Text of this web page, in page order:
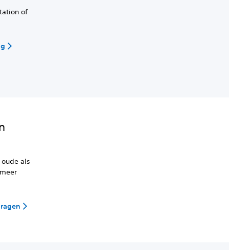
of
als